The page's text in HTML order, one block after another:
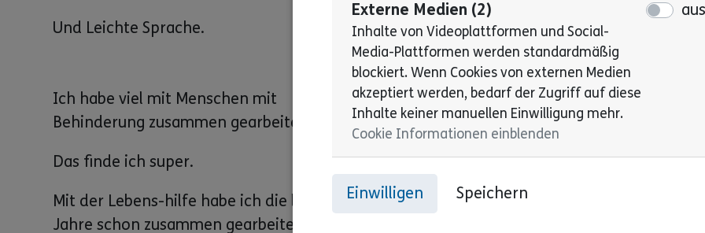
Und Leichte Sprache.
Ich habe viel mit Menschen mit
Behinderung zusammen gearbeitet.
Das finde ich super.
Mit der Lebens-hilfe habe ich die letzten
Jahre schon zusammen gearbeitet.
Externe Medien (2)
Inhalte von Videoplattformen und Social-
Media-Plattformen werden standardmäßig
blockiert. Wenn Cookies von externen Medien
akzeptiert werden, bedarf der Zugriff auf diese
Inhalte keiner manuellen Einwilligung mehr.
Cookie Informationen einblenden
aus
Einwilligen Speichern